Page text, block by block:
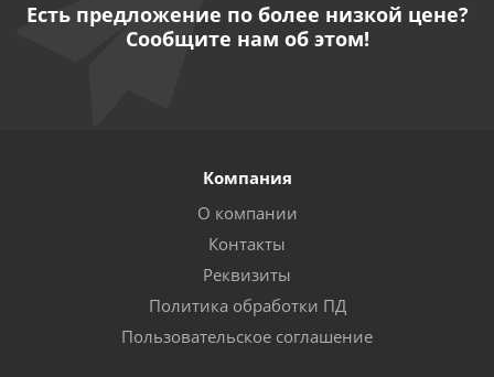
Есть предложение по более низкой цене?
Сообщите нам об этом!
Компания
О компании
Контакты
Реквизиты
Политика обработки ПД
Пользовательское соглашение